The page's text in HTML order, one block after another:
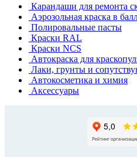
Карандаши для ремонта
Аэрозольная краска в
Полировальные пасты
Краски RAL
Краски NCS
Автокраска для
Лаки, грунты и
Автокосметика и химия
Аксессуары